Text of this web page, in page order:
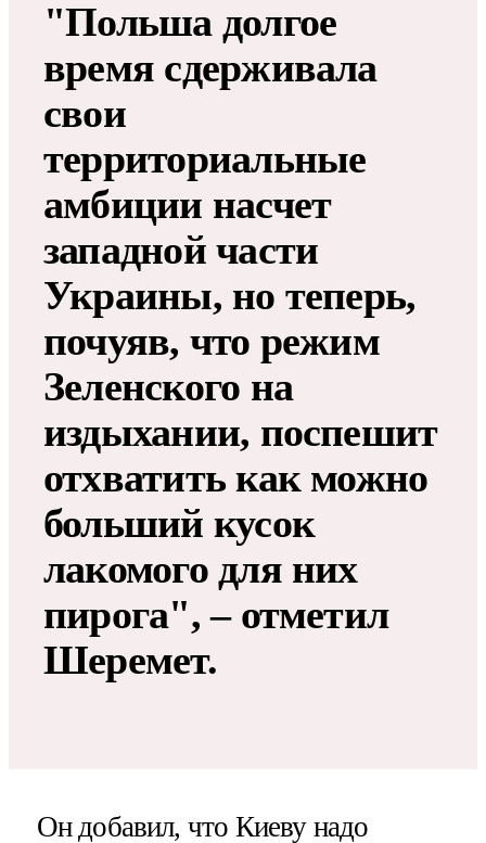
"Польша долгое
время сдерживала
свои
территориальные
амбиции насчет
западной части
Украины, но теперь,
почуяв, что режим
Зеленского на
издыхании, поспешит
отхватить как можно
больший кусок
лакомого для них
пирога", – отметил
Шеремет.
Он добавил, что Киеву надо